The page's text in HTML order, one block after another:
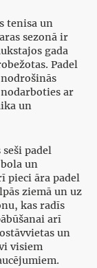
tenisa un
sezonā ir
gada
Padel
ar
un
padel
un
pieci āra padel
ziemā un uz
kas radīs
arī
un
visiem